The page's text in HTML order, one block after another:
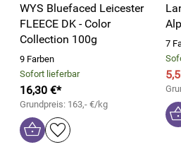
WYS Bluefaced Leicester
FLEECE DK - Color
Collection 100g
9 Farben
Sofort lieferbar
16,30 €*
Grundpreis: 163,- €/kg
7